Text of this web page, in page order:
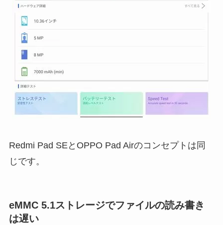
Redmi Pad SEとOPPO Pad Airのコンセプトは同
じです。
eMMC 5.1ストレージでファイルの読み書き
は遅い